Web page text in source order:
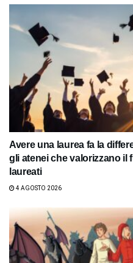
Avere una laurea fa la
gli atenei che valorizzano il
laureati
4 AGOSTO 2026